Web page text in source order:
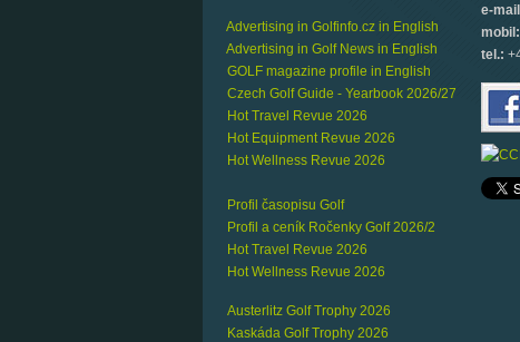
Advertising in Golfinfo.cz in English
Advertising in Golf News in English
GOLF magazine profile in English
Czech Golf Guide - Yearbook 2026/27
Hot Travel Revue 2026
Hot Equipment Revue 2026
Hot Wellness Revue 2026
Profil časopisu Golf
Profil a ceník Ročenky Golf 2026/2
Hot Travel Revue 2026
Hot Wellness Revue 2026
Austerlitz Golf Trophy 2026
Kaskáda Golf Trophy 2026
e-
mobil:
tel.: